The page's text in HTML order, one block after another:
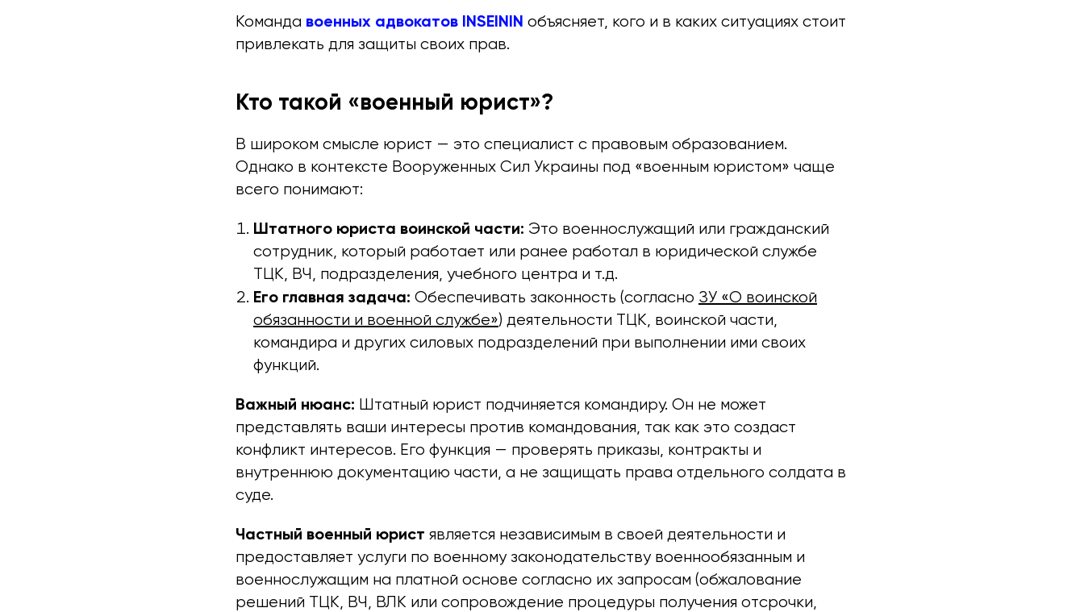
Команда военных адвокатов INSEININ объясняет, кого и в каких ситуациях стоит
привлекать для защиты своих прав.
Кто такой «военный юрист»?
В широком смысле юрист — это специалист с правовым образованием.
Однако в контексте Вооруженных Сил Украины под «военным юристом» чаще
всего понимают:
Штатного юриста воинской части: Это военнослужащий или гражданский
сотрудник, который работает или ранее работал в юридической службе
ТЦК, ВЧ, подразделения, учебного центра и т.д.
Его главная задача: Обеспечивать законность (согласно ЗУ «О воинской
обязанности и военной службе») деятельности ТЦК, воинской части,
командира и других силовых подразделений при выполнении ими своих
функций.
Важный нюанс: Штатный юрист подчиняется командиру. Он не может
представлять ваши интересы против командования, так как это создаст
конфликт интересов. Его функция — проверять приказы, контракты и
внутреннюю документацию части, а не защищать права отдельного солдата в
суде.
Частный военный юрист является независимым в своей деятельности и
предоставляет услуги по военному законодательству военнообязанным и
военнослужащим на платной основе согласно их запросам (обжалование
решений ТЦК, ВЧ, ВЛК или сопровождение процедуры получения отсрочки,